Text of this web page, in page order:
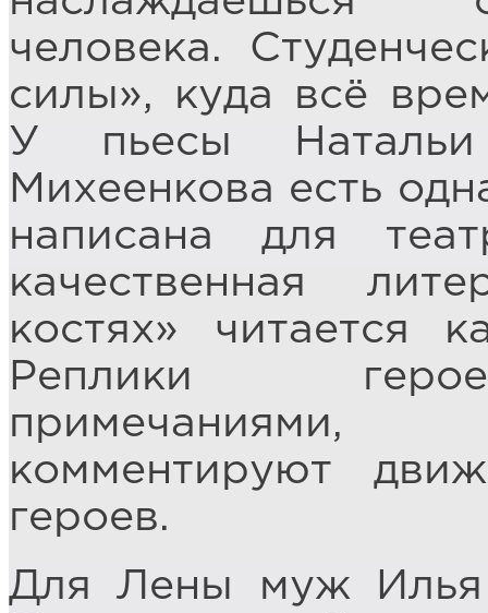
человека.
силы», куда всё
У пьесы
Михеенкова есть
написана для
качественная
костях» читается
Реплики
примечаниями,
комментируют
героев.
Для Лены муж Илья